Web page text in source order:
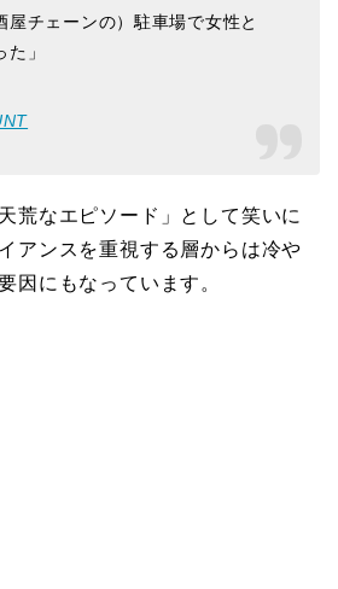
屋チェーンの）駐車場で女性と
」
荒なエピソード」として笑いに
アンスを重視する層からは冷や
因にもなっています。